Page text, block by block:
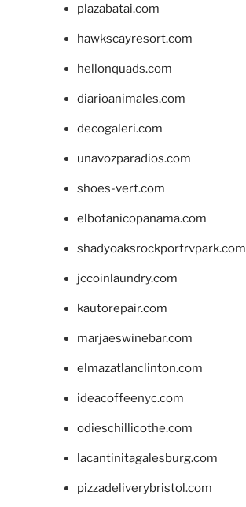
plazabatai.com
hawkscayresort.com
hellonquads.com
diarioanimales.com
decogaleri.com
unavozparadios.com
shoes-vert.com
elbotanicopanama.com
shadyoaksrockportrvpark.com
jccoinlaundry.com
kautorepair.com
marjaeswinebar.com
elmazatlanclinton.com
ideacoffeenyc.com
odieschillicothe.com
lacantinitagalesburg.com
pizzadeliverybristol.com